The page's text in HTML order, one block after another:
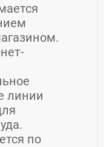
линии
по